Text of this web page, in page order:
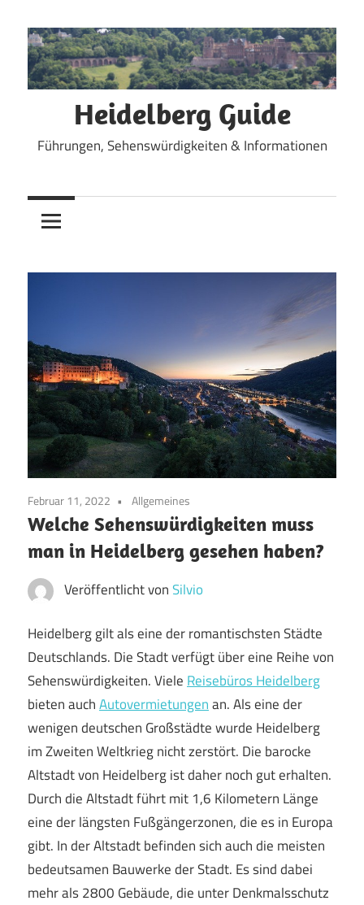
Inhalt
springen
Heidelberg Guide
Führungen, Sehenswürdigkeiten & Informationen
Februar 11, 2022 Allgemeines
Welche Sehenswürdigkeiten muss
man in Heidelberg gesehen haben?
Veröffentlicht vonSilvio
Heidelberg gilt als eine der romantischsten Städte
Deutschlands. Die Stadt verfügt über eine Reihe von
Sehenswürdigkeiten. VieleReisebüros Heidelberg
bieten auchAutovermietungenan. Als eine der
wenigen deutschen Großstädte wurde Heidelberg
im Zweiten Weltkrieg nicht zerstört. Die barocke
Altstadt von Heidelberg ist daher noch gut erhalten.
Durch die Altstadt führt mit 1,6 Kilometern Länge
eine der längsten Fußgängerzonen, die es in Europa
gibt. In der Altstadt befinden sich auch die meisten
bedeutsamen Bauwerke der Stadt. Es sind dabei
mehr als 2800 Gebäude, die unter Denkmalsschutz